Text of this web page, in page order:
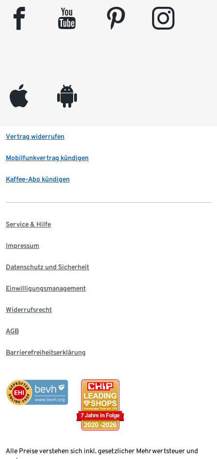
facebook youtube pinterest instagram
appleinc android
Vertrag widerrufen
Mobilfunkvertrag kündigen
Kaffee-Abo kündigen
Service & Hilfe
Impressum
Datenschutz und Sicherheit
Einwilligungsmanagement
Widerrufsrecht
AGB
Barrierefreiheitserklärung
Alle Preise verstehen sich inkl. gesetzlicher Mehrwertsteuer und